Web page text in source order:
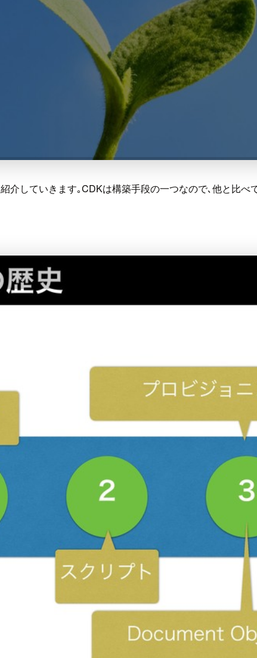
介していきます｡CDKは構築手段の一つなので､他と比